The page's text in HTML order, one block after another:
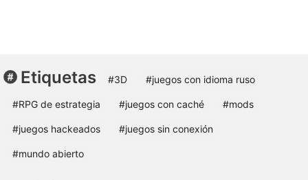
Etiquetas #3D #juegos con idioma ruso
#RPG de estrategia #juegos con caché #mods
#juegos hackeados #juegos sin conexión
#mundo abierto